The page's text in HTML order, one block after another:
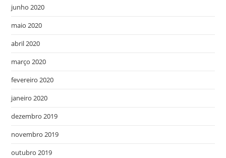
junho 2020
maio 2020
abril 2020
março 2020
fevereiro 2020
janeiro 2020
dezembro 2019
novembro 2019
outubro 2019